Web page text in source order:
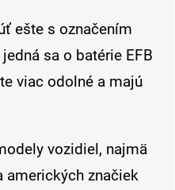
ešte s označením
sa o batérie EFB
viac odolné a majú
vozidiel, najmä
amerických značiek